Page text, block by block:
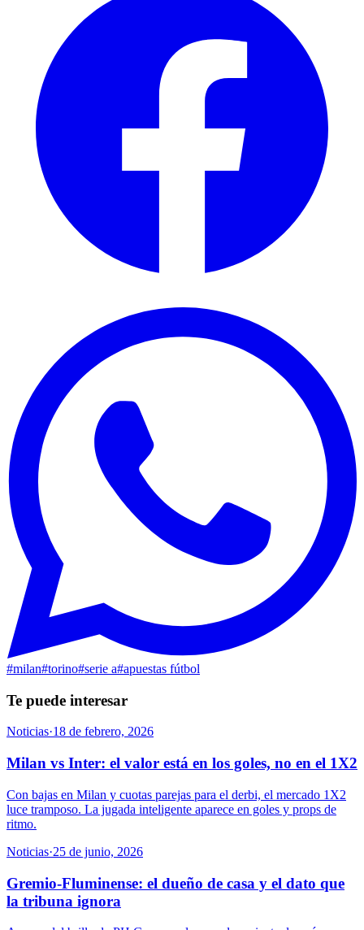
#milan#torino#serie a#apuestas fútbol
Te puede interesar
Noticias·18 de febrero, 2026
Milan vs Inter: el valor está en los goles, no en el 1X2
Con bajas en Milan y cuotas parejas para el derbi, el mercado 1X2
luce tramposo. La jugada inteligente aparece en goles y props de
ritmo.
Noticias·25 de junio, 2026
Gremio-Fluminense: el dueño de casa y el dato que
la tribuna ignora